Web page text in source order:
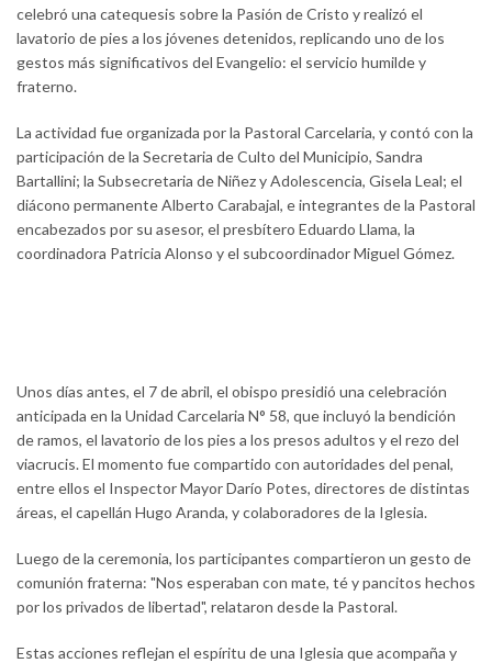
celebró una catequesis sobre la Pasión de Cristo y realizó el
lavatorio de pies a los jóvenes detenidos, replicando uno de los
gestos más significativos del Evangelio: el servicio humilde y
fraterno.
La actividad fue organizada por la Pastoral Carcelaria, y contó con la
participación de la Secretaria de Culto del Municipio, Sandra
Bartallini; la Subsecretaria de Niñez y Adolescencia, Gisela Leal; el
diácono permanente Alberto Carabajal, e integrantes de la Pastoral
encabezados por su asesor, el presbítero Eduardo Llama, la
coordinadora Patricia Alonso y el subcoordinador Miguel Gómez.
Unos días antes, el 7 de abril, el obispo presidió una celebración
anticipada en la Unidad Carcelaria N° 58, que incluyó la bendición
de ramos, el lavatorio de los pies a los presos adultos y el rezo del
viacrucis. El momento fue compartido con autoridades del penal,
entre ellos el Inspector Mayor Darío Potes, directores de distintas
áreas, el capellán Hugo Aranda, y colaboradores de la Iglesia.
Luego de la ceremonia, los participantes compartieron un gesto de
comunión fraterna: "Nos esperaban con mate, té y pancitos hechos
por los privados de libertad", relataron desde la Pastoral.
Estas acciones reflejan el espíritu de una Iglesia que acompaña y